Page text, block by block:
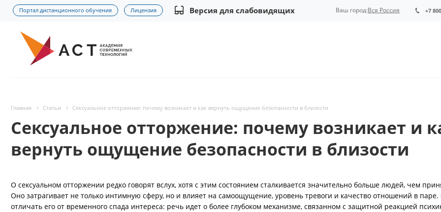
Портал дистанционного обучения Лицензия Версия для слабовидящих +7
Ваш город:Вся Россия
Главная Статьи Сексуальное отторжение: почему возникает и как вернуть ощущение безопасности в близости
Сексуальное отторжение: почему возникает и
вернуть ощущение безопасности в близости
О сексуальном отторжении редко говорят вслух, хотя с этим состоянием сталкивается значительно больше людей, чем
Оно затрагивает не только интимную сферу, но и влияет на самоощущение, уровень тревоги и качество отношений в
отличать его от временного спада интереса: речь идет о более глубоком механизме, связанном с защитной реакцией